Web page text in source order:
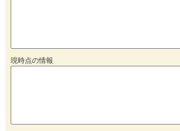
現時点の情報